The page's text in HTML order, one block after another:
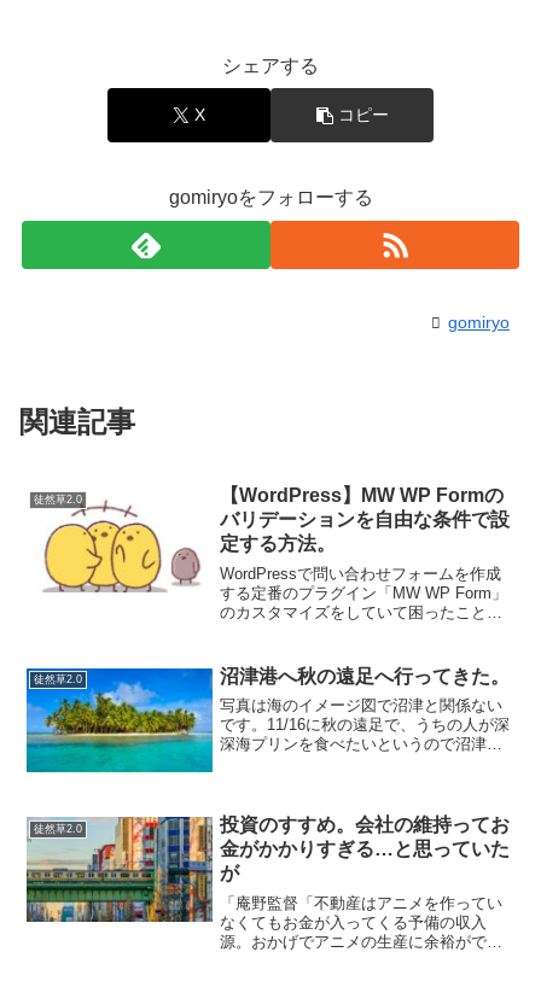
シェアする
X コピー
gomiryoをフォローする
gomiryo
関連記事
徒然草2.0
【WordPress】MW WP Formの
バリデーションを自由な条件で設
定する方法。
WordPressで問い合わせフォームを作成
する定番のプラグイン「MW WP Form」
のカスタマイズをしていて困ったことが
ですが…MW WP Formのバリデーショ
ン...
徒然草2.0 沼津港へ秋の遠足へ行ってきた。
写真は海のイメージ図で沼津と関係ない
です。11/16に秋の遠足で、うちの人が深
深海プリンを食べたいというので沼津港
０分のクルーズ。か...
徒然草2.0
投資のすすめ。会社の維持ってお
金がかかりすぎる…と思っていた
が
「庵野監督「不動産はアニメを作ってい
なくてもお金が入ってくる予備の収入
源。おかげでアニメの生産に余裕ができ